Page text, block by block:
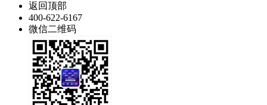
返回顶部
400-622-6167
微信二维码